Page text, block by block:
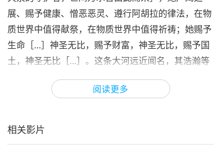
阅读更多
展、赐予健康、憎恶恶灵、遵行阿胡拉的律法，在物
质世界中值得献祭，在物质世界中值得祈祷；她赐予
生命［…］神圣无比，赐予财富，神圣无比，赐予国
土，神圣无比［…］。这条大河远近闻名，其浩瀚等
同于地上流动的全部水域，它从胡凯里亚高处奔流而
下，注入大海沃鲁—卡莎。当她奔流至此，当她倾泻
央也全然沸腾，阿蕾德维．苏拉．阿娜希塔，她拥有
相关影片